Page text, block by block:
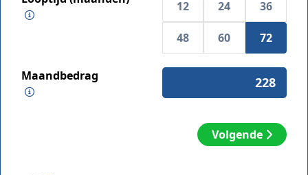
12 24 36
48 60 72
Maandbedrag
Volgende